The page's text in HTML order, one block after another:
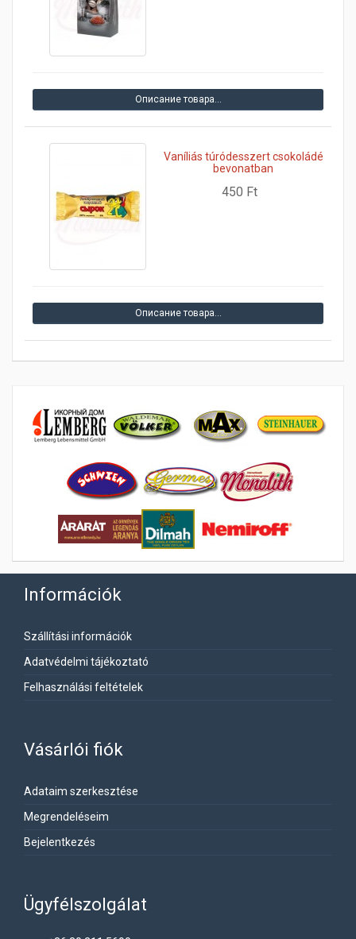
Описание товара…
Vaníliás túródesszert csokoládé
bevonatban
450 Ft
Описание товара…
Információk
Szállítási információk
Adatvédelmi tájékoztató
Felhasználási feltételek
Vásárlói fiók
Adataim szerkesztése
Megrendeléseim
Bejelentkezés
Ügyfélszolgálat